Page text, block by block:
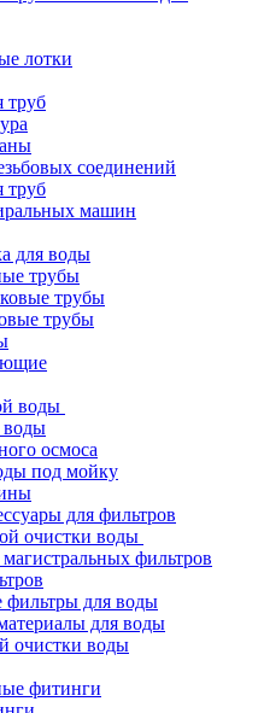
лотки
труб
соединений
труб
машин
для воды
трубы
трубы
трубы
воды
воды
осмоса
под мойку
для фильтров
очистки воды
фильтров
фильтры для воды
для воды
очистки воды
фитинги